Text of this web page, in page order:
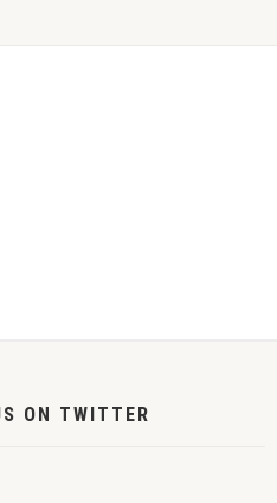
ON TWITTER